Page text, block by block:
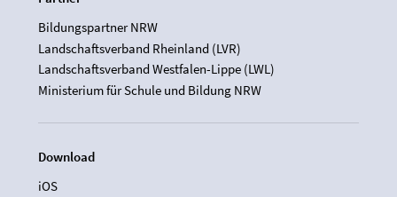
Bildungspartner NRW
Landschaftsverband Rheinland (LVR)
Landschaftsverband Westfalen-Lippe (LWL)
Ministerium für Schule und Bildung NRW
Download
iOS